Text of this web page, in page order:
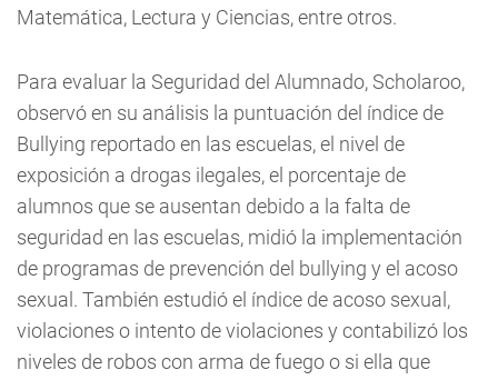
Matemática, Lectura y Ciencias, entre otros.
Para evaluar la Seguridad del Alumnado, Scholaroo,
observó en su análisis la puntuación del índice de
Bullying reportado en las escuelas, el nivel de
exposición a drogas ilegales, el porcentaje de
alumnos que se ausentan debido a la falta de
seguridad en las escuelas, midió la implementación
de programas de prevención del bullying y el acoso
sexual. También estudió el índice de acoso sexual,
violaciones o intento de violaciones y contabilizó los
niveles de robos con arma de fuego o si ella que